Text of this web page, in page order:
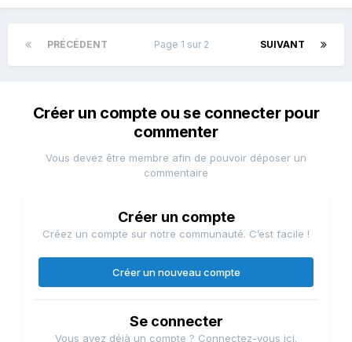
PRÉCÉDENT SUIVANT
Page 1 sur 2
Créer un compte ou se connecter pour
commenter
Vous devez être membre afin de pouvoir déposer un
commentaire
Créer un compte
Créez un compte sur notre communauté. C’est facile !
Créer un nouveau compte
Se connecter
Vous avez déjà un compte ? Connectez-vous ici.